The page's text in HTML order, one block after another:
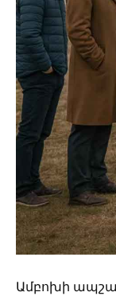
Ամբոխի